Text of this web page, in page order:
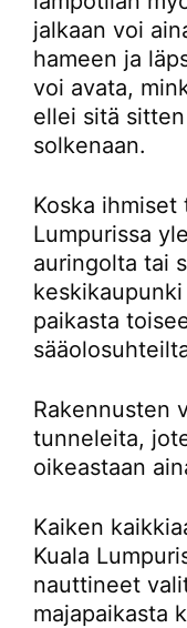
jalkaan voi
hameen ja
voi avata,
ellei sitä
solkenaan.
Koska ihmiset
Lumpurissa
auringolta tai
paikasta
Rakennusten
tunneleita,
oikeastaan
Kaiken
Kuala
nauttineet
majapaikasta